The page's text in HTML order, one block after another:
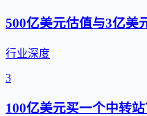
500亿美元估值与3亿美
行业深度
3
100亿美元买一个中转